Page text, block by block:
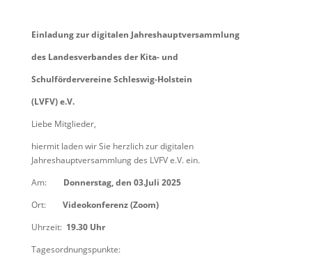
Einladung zur digitalen Jahreshauptversammlung
des Landesverbandes der Kita- und
Schulfördervereine Schleswig-Holstein
(LVFV) e.V.
Liebe Mitglieder,
hiermit laden wir Sie herzlich zur digitalen
Jahreshauptversammlung des LVFV e.V. ein.
Am: Donnerstag, den 03.Juli 2025
Ort: Videokonferenz (Zoom)
Uhrzeit: 19.30 Uhr
Tagesordnungspunkte: